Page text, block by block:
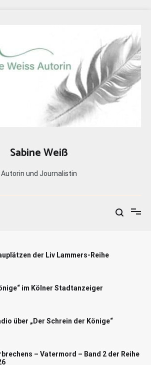
Sabine Weiß
Autorin und Journalistin
der Liv Lammers-Reihe
im Kölner Stadtanzeiger
über „Der Schrein der Könige“
– Vatermord – Band 2 der Reihe